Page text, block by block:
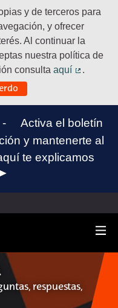
y de terceros para
y ofrecer
Al continuar la
nuestra política de
consultaaquí
.
-
Activa el boletín
y mantenerte al
te explicamos
respuestas,